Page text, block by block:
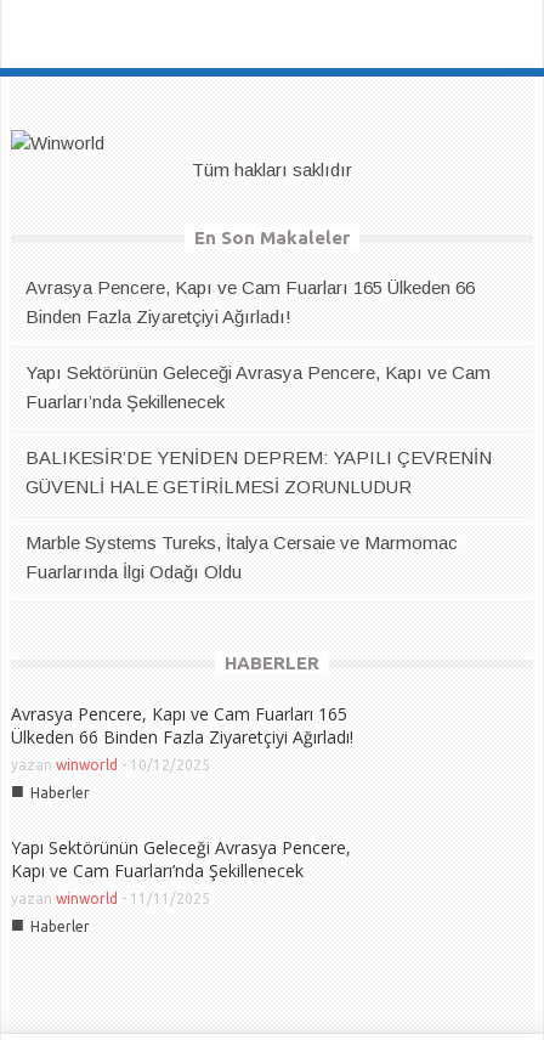
Tüm hakları saklıdır
En Son Makaleler
Avrasya Pencere, Kapı ve Cam Fuarları 165 Ülkeden 66
Binden Fazla Ziyaretçiyi Ağırladı!
Yapı Sektörünün Geleceği Avrasya Pencere, Kapı ve Cam
Fuarları’nda Şekillenecek
BALIKESİR’DE YENİDEN DEPREM: YAPILI ÇEVRENİN
GÜVENLİ HALE GETİRİLMESİ ZORUNLUDUR
Marble Systems Tureks, İtalya Cersaie ve Marmomac
Fuarlarında İlgi Odağı Oldu
HABERLER
Avrasya Pencere, Kapı ve Cam Fuarları 165
Ülkeden 66 Binden Fazla Ziyaretçiyi Ağırladı!
yazan winworld - 10/12/2025
■ Haberler
Yapı Sektörünün Geleceği Avrasya Pencere,
Kapı ve Cam Fuarları’nda Şekillenecek
yazan winworld - 11/11/2025
■ Haberler